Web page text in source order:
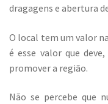
dragagens e abertura
O local tem um valor
é esse valor que
promover a região.
Não se percebe que